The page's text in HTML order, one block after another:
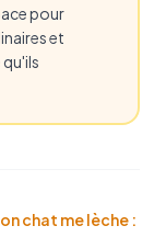
pour
et
chat me lèche :